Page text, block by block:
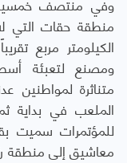
منطقة حقات التي
الكيلومتر مربع
ومصنع لتعبئة
متناثرة لمواطنين
الملعب في بداية
للمؤتمرات سميت
معاشيق إلى منطقة